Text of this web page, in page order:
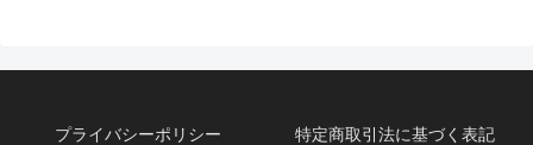
プライバシーポリシー 特定商取引法に基づく表記